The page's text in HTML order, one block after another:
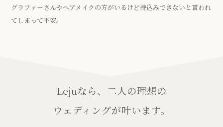
グラファーさんやヘアメイクの方がいるけど持込みできないと言われ
てしまって不安。
Lejuなら、二人の理想の
ウェディングが叶います。